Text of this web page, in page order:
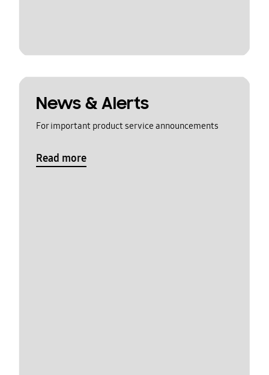
News & Alerts
For important product service announcements
Read more